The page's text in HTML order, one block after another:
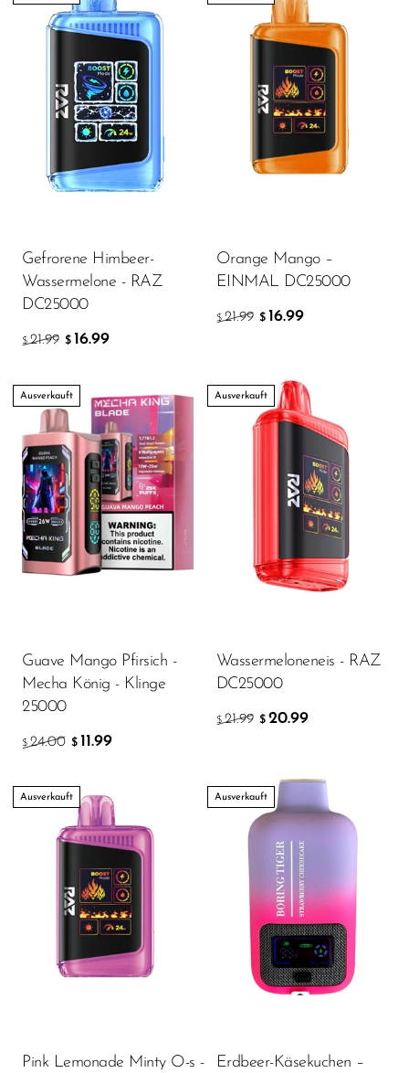
Gefrorene Himbeer-
Wassermelone - RAZ
DC25000
$ 21.99 $ 16.99
Orange Mango –
EINMAL DC25000
$ 21.99 $ 16.99
Ausverkauft
Guave Mango Pfirsich -
Mecha König - Klinge
25000
$ 24.00 $ 11.99
Ausverkauft
Wassermeloneneis - RAZ
DC25000
$ 21.99 $ 20.99
Ausverkauft
Pink Lemonade Minty O-s -
Ausverkauft
Erdbeer-Käsekuchen –